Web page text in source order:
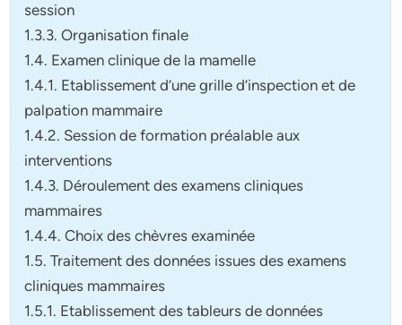
session
1.3.3. Organisation finale
1.4. Examen clinique de la mamelle
1.4.1. Etablissement d’une grille d’inspection et de
palpation mammaire
1.4.2. Session de formation préalable aux
interventions
1.4.3. Déroulement des examens cliniques
mammaires
1.4.4. Choix des chèvres examinée
1.5. Traitement des données issues des examens
cliniques mammaires
1.5.1. Etablissement des tableurs de données